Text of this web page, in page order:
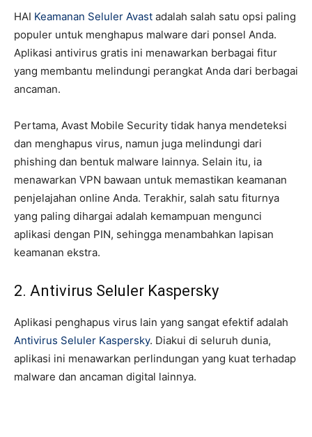
HAI Keamanan Seluler Avast adalah salah satu opsi paling
populer untuk menghapus malware dari ponsel Anda.
Aplikasi antivirus gratis ini menawarkan berbagai fitur
yang membantu melindungi perangkat Anda dari berbagai
ancaman.
Pertama, Avast Mobile Security tidak hanya mendeteksi
dan menghapus virus, namun juga melindungi dari
phishing dan bentuk malware lainnya. Selain itu, ia
menawarkan VPN bawaan untuk memastikan keamanan
penjelajahan online Anda. Terakhir, salah satu fiturnya
yang paling dihargai adalah kemampuan mengunci
aplikasi dengan PIN, sehingga menambahkan lapisan
keamanan ekstra.
2. Antivirus Seluler Kaspersky
Aplikasi penghapus virus lain yang sangat efektif adalah
Antivirus Seluler Kaspersky. Diakui di seluruh dunia,
aplikasi ini menawarkan perlindungan yang kuat terhadap
malware dan ancaman digital lainnya.